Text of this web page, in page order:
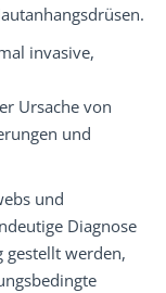
invasive,
Ursache von
und
und
Diagnose
gestellt wer­den,